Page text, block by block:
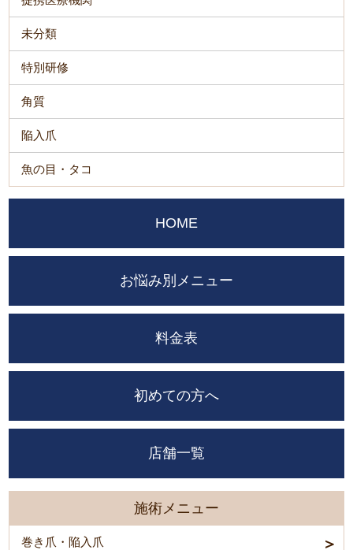
未分類
特別研修
角質
陥入爪
魚の目・タコ
HOME
お悩み別メニュー
料金表
初めての方へ
店舗一覧
施術メニュー
巻き爪・陥入爪